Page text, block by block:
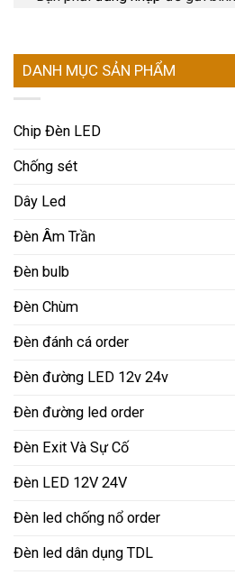
DANH MỤC SẢN PHẨM
Chip Đèn LED
Chống sét
Dây Led
Đèn Âm Trần
Đèn bulb
Đèn Chùm
Đèn đánh cá order
Đèn đường LED 12v 24v
Đèn đường led order
Đèn Exit Và Sự Cố
Đèn LED 12V 24V
Đèn led chống nổ order
Đèn led dân dụng TDL